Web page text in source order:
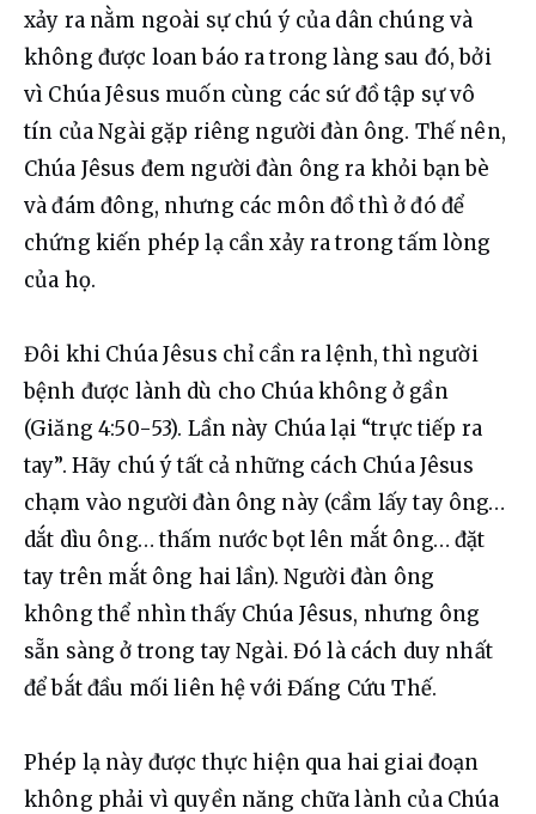
xảy ra nằm ngoài sự chú ý của dân chúng và
không được loan báo ra trong làng sau đó, bởi
vì Chúa Jêsus muốn cùng các sứ đồ tập sự vô
tín của Ngài gặp riêng người đàn ông. Thế nên,
Chúa Jêsus đem người đàn ông ra khỏi bạn bè
và đám đông, nhưng các môn đồ thì ở đó để
chứng kiến phép lạ cần xảy ra trong tấm lòng
của họ.
Đôi khi Chúa Jêsus chỉ cần ra lệnh, thì người
bệnh được lành dù cho Chúa không ở gần
(Giăng 4:50-53). Lần này Chúa lại “trực tiếp ra
tay”. Hãy chú ý tất cả những cách Chúa Jêsus
chạm vào người đàn ông này (cầm lấy tay ông…
dắt dìu ông… thấm nước bọt lên mắt ông… đặt
tay trên mắt ông hai lần). Người đàn ông
không thể nhìn thấy Chúa Jêsus, nhưng ông
sẵn sàng ở trong tay Ngài. Đó là cách duy nhất
để bắt đầu mối liên hệ với Đấng Cứu Thế.
Phép lạ này được thực hiện qua hai giai đoạn
không phải vì quyền năng chữa lành của Chúa